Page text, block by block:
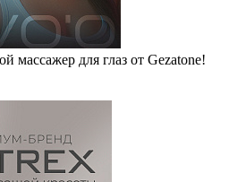
массажер для глаз от Gezatone!